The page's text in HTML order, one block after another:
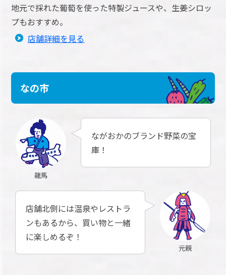
地元で採れた葡萄を使った特製ジュースや、生姜シロッ
プもおすすめ。
店舗詳細を見る
なの市
龍馬
ながおかのブランド野菜の宝
庫！
元親
店舗北側には温泉やレストラ
ンもあるから、買い物と一緒
に楽しめるぞ！